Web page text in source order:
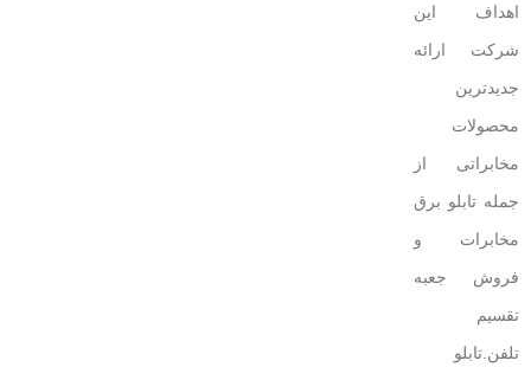
اهداف این
شرکت ارائه
جدیدترین
محصولات
مخابراتی از
جمله تابلو برق
مخابرات و
فروش جعبه
تقسیم
تلفن.تابلو